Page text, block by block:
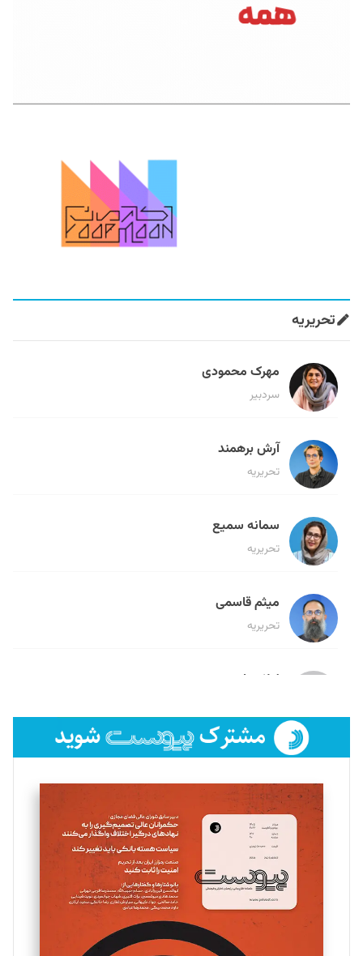
تحریریه
مهرک محمودی
سردبیر
آرش برهمند
تحریریه
سمانه سمیع
تحریریه
میثم قاسمی
تحریریه
لیلا حنارود
فائزه فتحی رستمی
تحریریه
سروش کرمیان
تحریریه
مینا پاکدل